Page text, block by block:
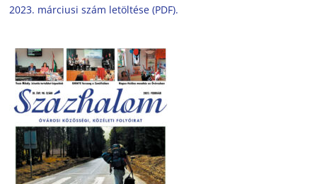
2023. márciusi szám letöltése (PDF).